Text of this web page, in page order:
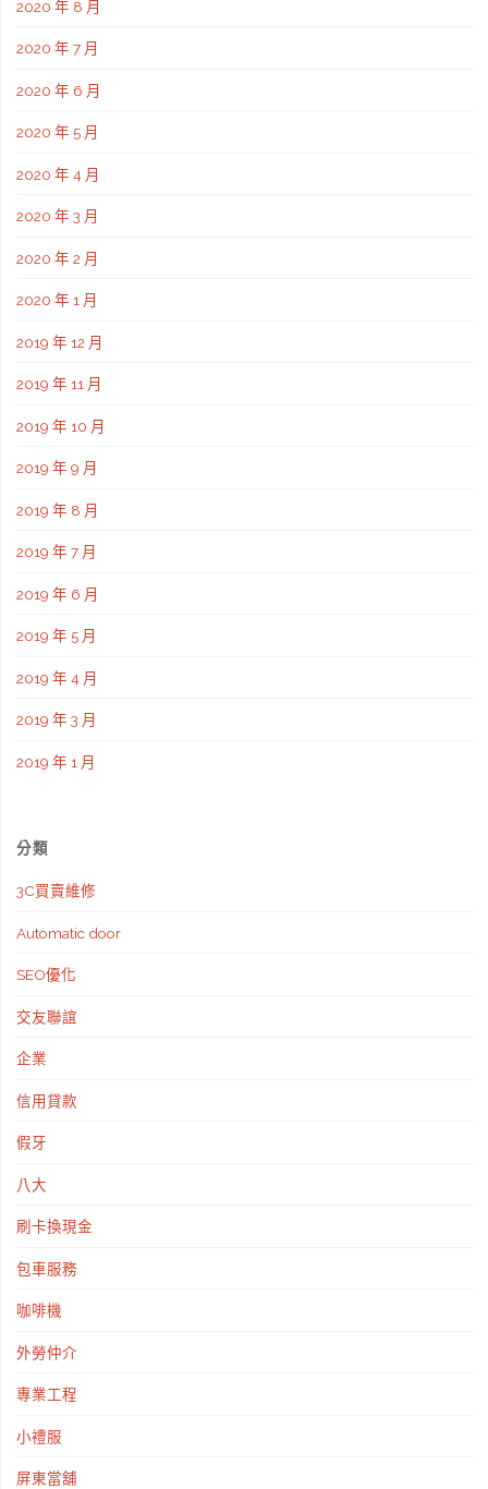
2020 年 8 月
2020 年 7 月
2020 年 6 月
2020 年 5 月
2020 年 4 月
2020 年 3 月
2020 年 2 月
2020 年 1 月
2019 年 12 月
2019 年 11 月
2019 年 10 月
2019 年 9 月
2019 年 8 月
2019 年 7 月
2019 年 6 月
2019 年 5 月
2019 年 4 月
2019 年 3 月
2019 年 1 月
分類
3C買賣維修
Automatic door
SEO優化
交友聯誼
企業
信用貸款
假牙
八大
刷卡換現金
包車服務
咖啡機
外勞仲介
專業工程
小禮服
屏東當舖